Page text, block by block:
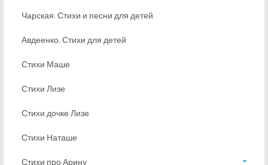
Чарская. Стихи и песни для детей
Авдеенко. Стихи для детей
Стихи Маше
Стихи Лизе
Стихи дочке Лизе
Стихи Наташе
Стихи про Арину